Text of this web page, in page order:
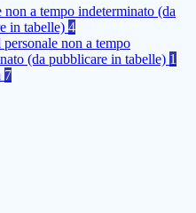
non a tempo indeterminato (da
in tabelle) 4
non a tempo
(da pubblicare in tabelle) 1
7